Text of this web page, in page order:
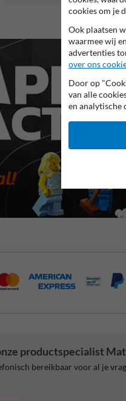
productspecialist
bereikbaar voor al je
cookies om je
Ook plaatsen
waarmee wij
advertenties
over ons
Door op
van alle
en analytische